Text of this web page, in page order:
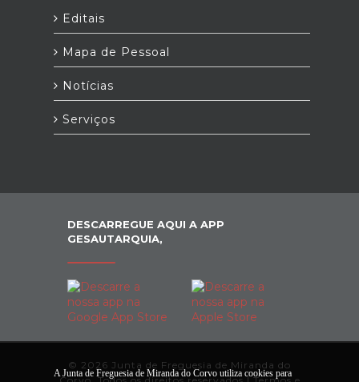
Editais
Mapa de Pessoal
Notícias
Serviços
DESCARREGUE AQUI A APP
GESAUTARQUIA,
© 2026 Junta de Freguesia de Miranda do
A Junta de Freguesia de Miranda do Corvo utiliza cookies para